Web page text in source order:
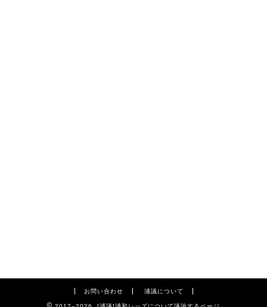
お問い合わせ 浦議について